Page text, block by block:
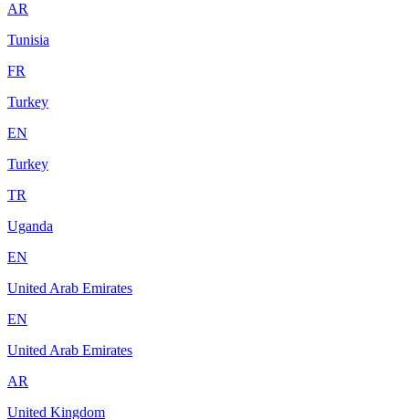
AR
Tunisia
FR
Turkey
EN
Turkey
TR
Uganda
EN
United Arab Emirates
EN
United Arab Emirates
AR
United Kingdom